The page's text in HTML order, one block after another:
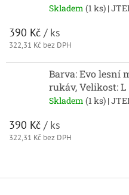
Skladem (1 ks) |
390 Kč / ks
322,31 Kč bez DPH
Barva: Evo lesní
rukáv, Velikost: L
Skladem (1 ks) |
390 Kč / ks
322,31 Kč bez DPH
Z